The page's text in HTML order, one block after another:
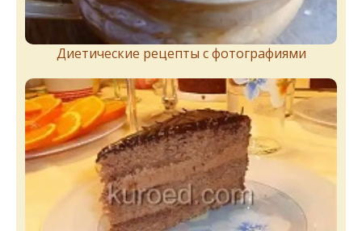
Диетические рецепты с фотографиями